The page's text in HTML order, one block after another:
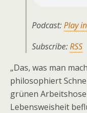
Podcast:Play
Subscribe:RSS
„Das, was man
philosophiert
grünen
Lebensweisheit